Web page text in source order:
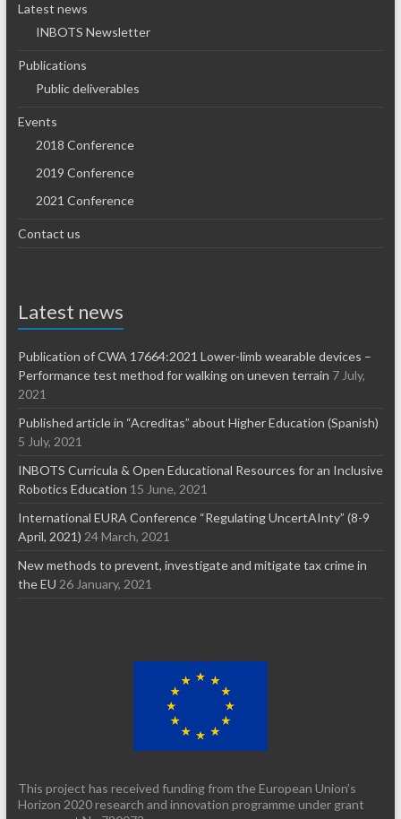
Latest news
INBOTS Newsletter
Publications
Public deliverables
Events
2018 Conference
2019 Conference
2021 Conference
Contact us
Latest news
Publication of CWA 17664:2021 Lower-limb wearable devices –
Performance test method for walking on uneven terrain 7 July,
2021
Published article in “Acreditas” about Higher Education (Spanish)
5 July, 2021
INBOTS Curricula & Open Educational Resources for an Inclusive
Robotics Education 15 June, 2021
International EURA Conference “Regulating UncertAInty” (8-9
April, 2021) 24 March, 2021
New methods to prevent, investigate and mitigate tax crime in
the EU 26 January, 2021
This project has received funding from the European Union’s
Horizon 2020 research and innovation programme under grant